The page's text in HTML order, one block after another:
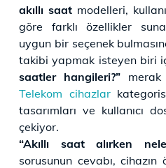
akıllı saat modelleri,
göre farklı özellikler
uygun bir seçenek
takibi yapmak isteyen biri
saatler hangileri?”
Telekom cihazlar
tasarımları ve kullanıcı
çekiyor.
“Akıllı saat alırken
sorusunun cevabı,